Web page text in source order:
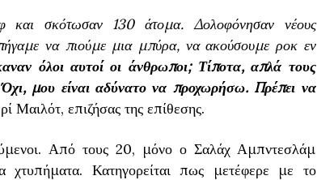
και σκότωσαν 130 άτομα. Δολοφόνησαν νέους
να πιούμε μια μπύρα, να ακούσουμε ροκ εν
όλοι αυτοί οι άνθρωποι; Τίποτα, απλά τους
μου είναι αδύνατο να προχωρήσω. Πρέπει να
Μαιλότ, επιζήσας της επίθεσης.
Από τους 20, μόνο ο Σαλάχ Αμπντεσλάμ
χτυπήματα. Κατηγορείται πως μετέφερε με το